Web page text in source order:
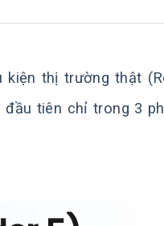
thị trường thật
tiên chỉ trong 3